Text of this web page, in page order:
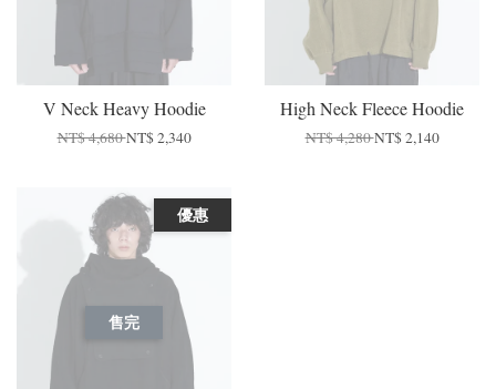
V Neck Heavy Hoodie
NT$ 4,680NT$ 2,340
High Neck Fleece Hoodie
NT$ 4,280NT$ 2,140
優惠
售完